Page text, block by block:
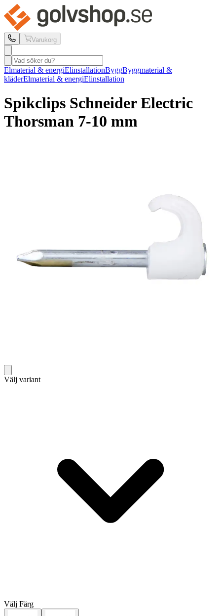
Varukorg
Elmaterial & energiElinstallationByggByggmaterial &
kläderElmaterial & energiElinstallation
Spikclips Schneider Electric
Thorsman 7-10 mm
Välj variant
Välj Färg